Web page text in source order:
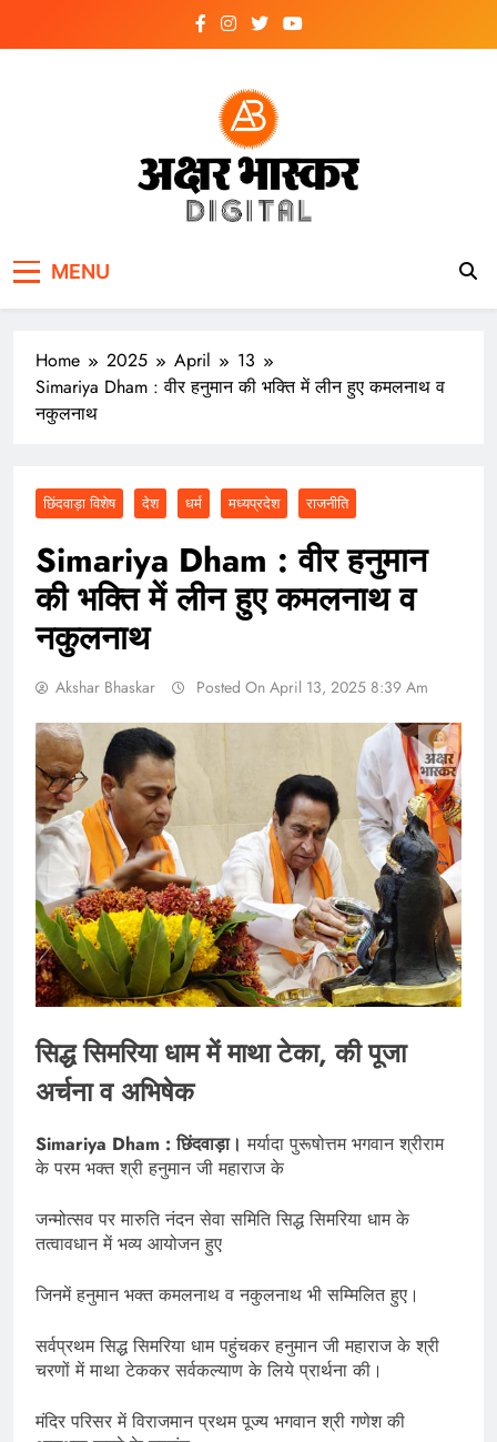
MENU
Home 2025 April
13
Simariya Dham : वीर हनुमान की भक्ति में लीन हुए कमलनाथ व
नकुलनाथ
छिंदवाड़ा विशेष देश धर्म मध्यप्रदेश राजनीति
Simariya Dham : वीर हनुमान
की भक्ति में लीन हुए कमलनाथ व
नकुलनाथ
Akshar Bhaskar Posted On April 13, 2025 8:39 Am
सिद्ध सिमरिया धाम में माथा टेका, की पूजा
अर्चना व अभिषेक
Simariya Dham : छिंदवाड़ा। मर्यादा पुरूषोत्तम भगवान श्रीराम
के परम भक्त श्री हनुमान जी महाराज के
जन्मोत्सव पर मारुति नंदन सेवा समिति सिद्ध सिमरिया धाम के
तत्वावधान में भव्य आयोजन हुए
जिनमें हनुमान भक्त कमलनाथ व नकुलनाथ भी सम्मिलित हुए।
सर्वप्रथम सिद्ध सिमरिया धाम पहुंचकर हनुमान जी महाराज के श्री
चरणों में माथा टेककर सर्वकल्याण के लिये प्रार्थना की।
मंदिर परिसर में विराजमान प्रथम पूज्य भगवान श्री गणेश की